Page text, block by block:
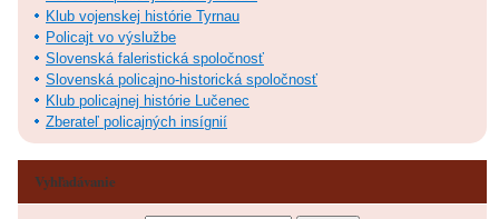
Klub vojenskej histórie Tyrnau
Policajt vo výslužbe
Slovenská faleristická spoločnosť
Slovenská policajno-historická spoločnosť
Klub policajnej histórie Lučenec
Zberateľ policajných insígnií
Vyhľadávanie